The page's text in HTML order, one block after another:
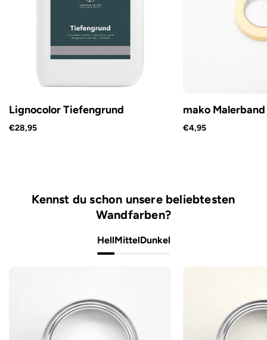
Lignocolor Tiefengrund
€28,95
mako Malerband
€4,95
Kennst du schon unsere beliebtesten
Wandfarben?
HellMittelDunkel